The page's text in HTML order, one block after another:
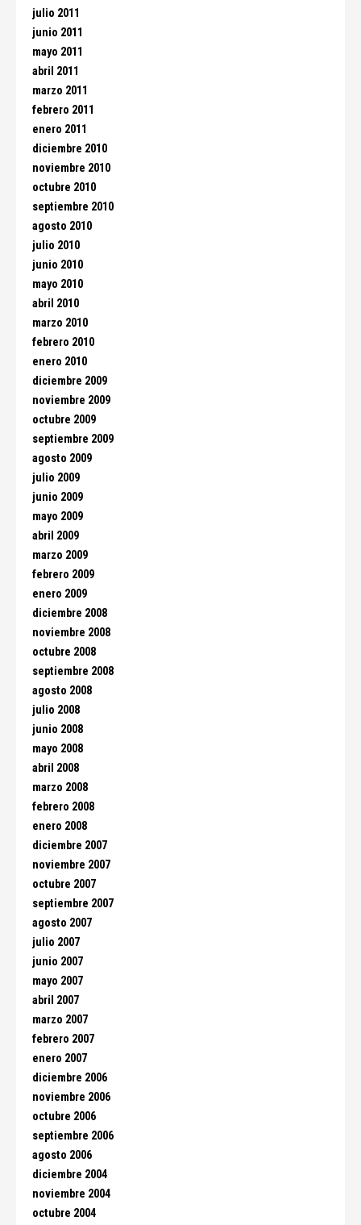
julio 2011
junio 2011
mayo 2011
abril 2011
marzo 2011
febrero 2011
enero 2011
diciembre 2010
noviembre 2010
octubre 2010
septiembre 2010
agosto 2010
julio 2010
junio 2010
mayo 2010
abril 2010
marzo 2010
febrero 2010
enero 2010
diciembre 2009
noviembre 2009
octubre 2009
septiembre 2009
agosto 2009
julio 2009
junio 2009
mayo 2009
abril 2009
marzo 2009
febrero 2009
enero 2009
diciembre 2008
noviembre 2008
octubre 2008
septiembre 2008
agosto 2008
julio 2008
junio 2008
mayo 2008
abril 2008
marzo 2008
febrero 2008
enero 2008
diciembre 2007
noviembre 2007
octubre 2007
septiembre 2007
agosto 2007
julio 2007
junio 2007
mayo 2007
abril 2007
marzo 2007
febrero 2007
enero 2007
diciembre 2006
noviembre 2006
octubre 2006
septiembre 2006
agosto 2006
diciembre 2004
noviembre 2004
octubre 2004